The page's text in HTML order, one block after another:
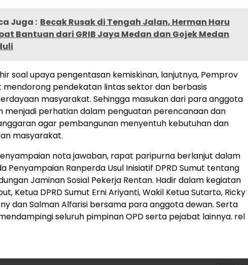
Juga : Becak Rusak di Tengah Jalan, Herman Haru
Bantuan dari GRIB Jaya Medan dan Gojek Medan
soal upaya pengentasan kemiskinan, lanjutnya, Pemprov
mendorong pendekatan lintas sektor dan berbasis
masyarakat. Sehingga masukan dari para anggota
menjadi perhatian dalam penguatan perencanaan dan
agar pembangunan menyentuh kebutuhan dan
masyarakat.
nota jawaban, rapat paripurna berlanjut dalam
Penyampaian Ranperda Usul Inisiatif DPRD Sumut tentang
Jaminan Sosial Pekerja Rentan. Hadir dalam kegiatan
Ketua DPRD Sumut Erni Ariyanti, Wakil Ketua Sutarto, Ricky
dan Salman Alfarisi bersama para anggota dewan. Serta
seluruh pimpinan OPD serta pejabat lainnya. rel